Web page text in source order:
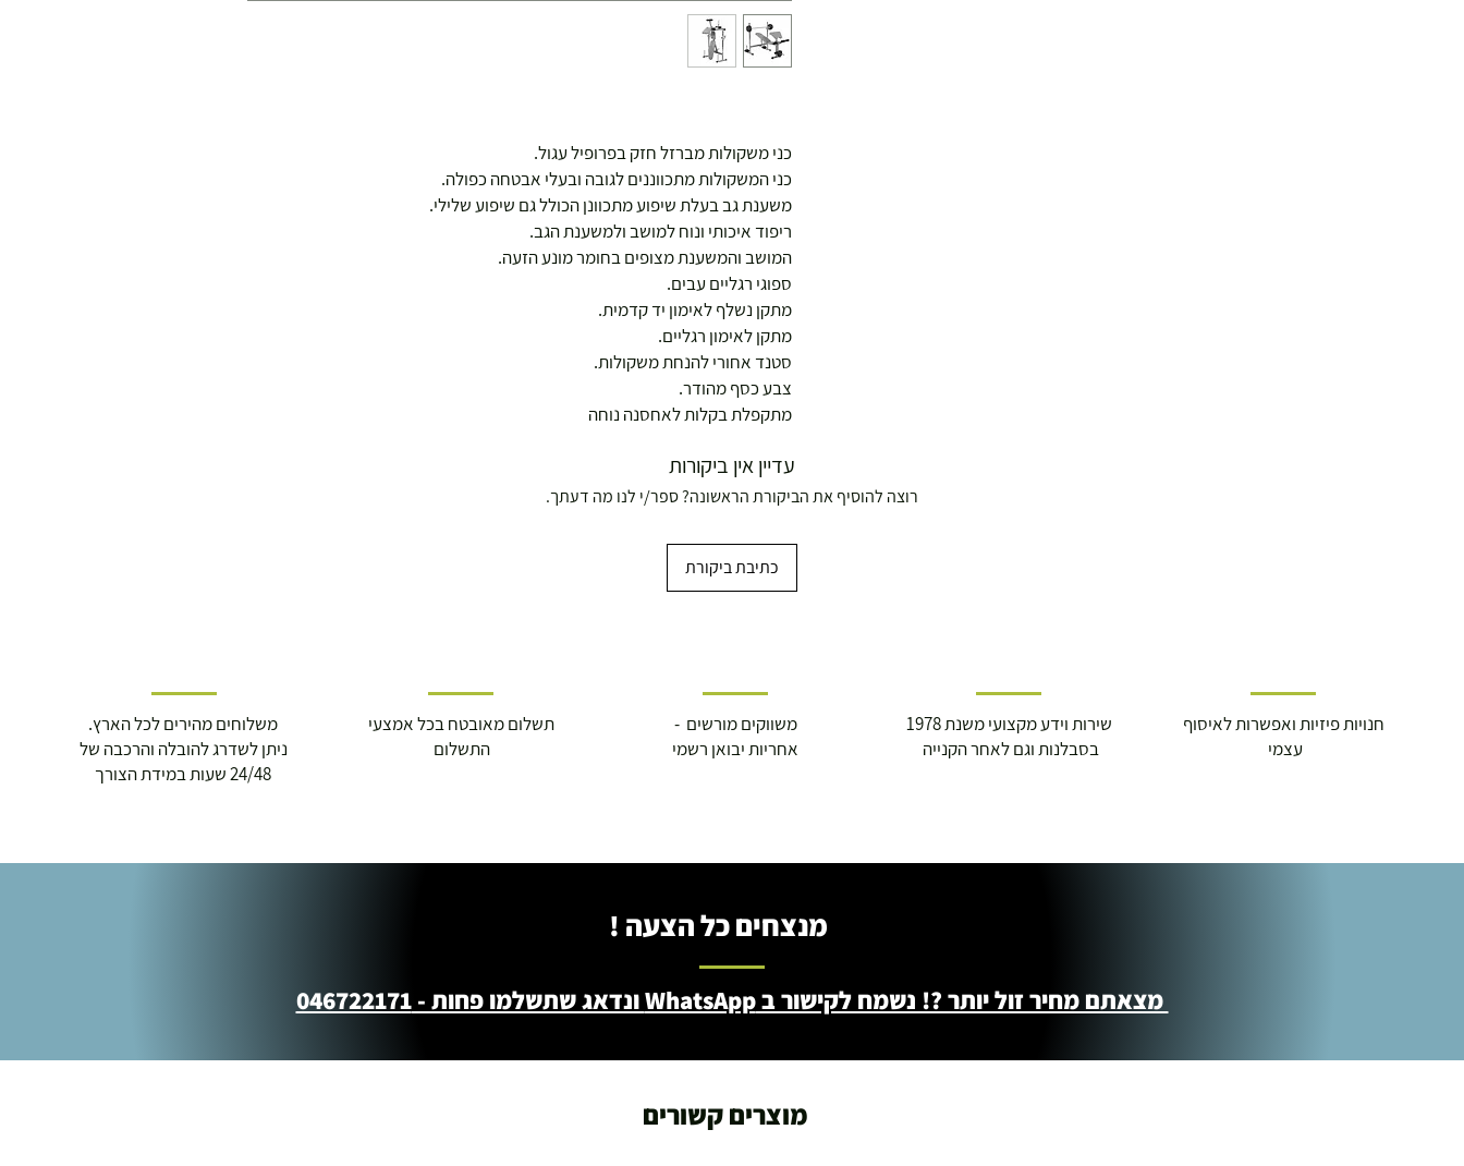
כני משקולות מברזל חזק בפרופיל עגול.
כני המשקולות מתכווננים לגובה ובעלי אבטחה כפולה.
משענת גב בעלת שיפוע מתכוונן הכולל גם שיפוע שלילי.
ריפוד איכותי ונוח למושב ולמשענת הגב.
המושב והמשענת מצופים בחומר מונע הזעה.
ספוגי רגליים עבים.
מתקן נשלף לאימון יד קדמית.
מתקן לאימון רגליים.
סטנד אחורי להנחת משקולות.
צבע כסף מהודר.
מתקפלת בקלות לאחסנה נוחה
עדיין אין ביקורות
רוצה להוסיף את הביקורת הראשונה? ספר/י לנו מה דעתך.
כתיבת ביקורת
משלוחים מהירים לכל הארץ.
ניתן לשדרג להובלה והרכבה של
24/48 שעות במידת הצורך
תשלום מאובטח בכל אמצעי
התשלום
משווקים מורשים -
אחריות יבואן רשמי
שירות וידע מקצועי משנת 1978
בסבלנות וגם לאחר הקנייה
חנויות פיזיות ואפשרות לאיסוף
עצמי
מנצחים כל הצעה !
מצאתם מחיר זול יותר ?! נשמח לקישור ב WhatsApp ונדאג שתשלמו פחות - 046722171
מוצרים קשורים